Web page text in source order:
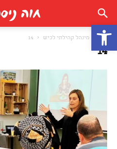
פתח סרגל נגישות
מינהל קהילתי לכיש 14
14